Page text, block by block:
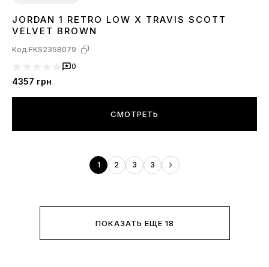
36373839 4041 4243
JORDAN 1 RETRO LOW X TRAVIS SCOTT
VELVET BROWN
Код:FKS2358079
0
4357 грн
СМОТРЕТЬ
1 2 3 3
ПОКАЗАТЬ ЕЩЕ 18